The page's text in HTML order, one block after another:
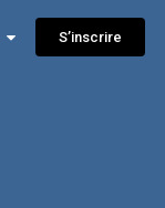
S’inscrire